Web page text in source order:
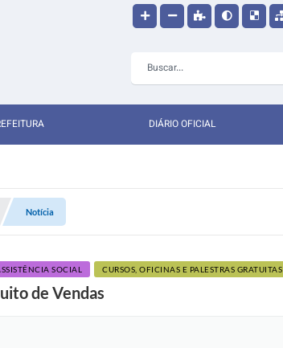
DIÁRIO OFICIAL
Notícia
SOCIAL CURSOS, OFICINAS E PALESTRAS GRATUITAS
de Vendas